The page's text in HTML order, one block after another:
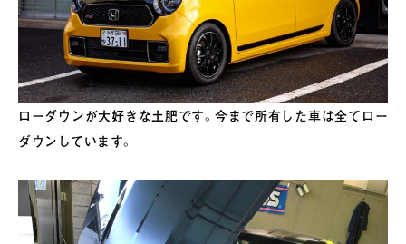
ローダウンが大好きな土肥です。今まで所有した車は全てロー
ダウンしています。